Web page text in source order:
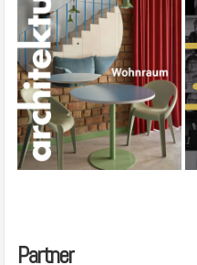
Partner